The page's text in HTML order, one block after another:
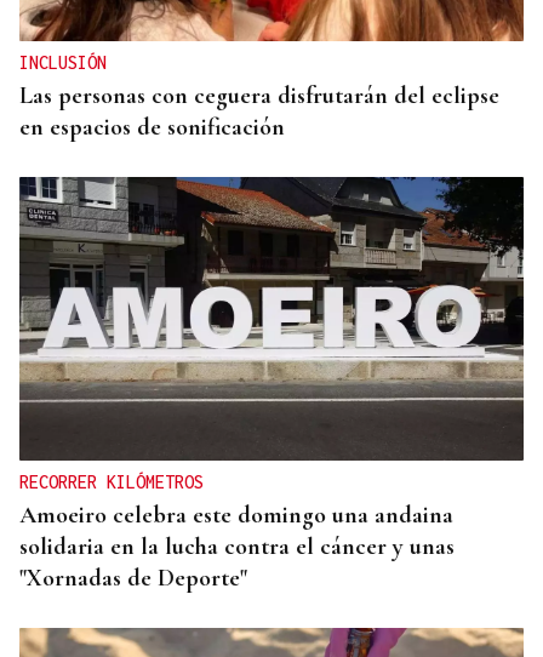
INCLUSIÓN
Las personas con ceguera disfrutarán del eclipse
en espacios de sonificación
RECORRER KILÓMETROS
Amoeiro celebra este domingo una andaina
solidaria en la lucha contra el cáncer y unas
"Xornadas de Deporte"